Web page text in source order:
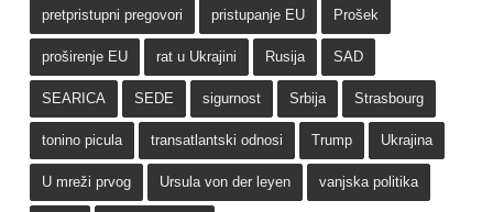
pretpristupni pregovori pristupanje EU Prošek
proširenje EU rat u Ukrajini Rusija SAD
SEARICA SEDE sigurnost Srbija Strasbourg
tonino picula transatlantski odnosi Trump Ukrajina
U mreži prvog Ursula von der leyen vanjska politika